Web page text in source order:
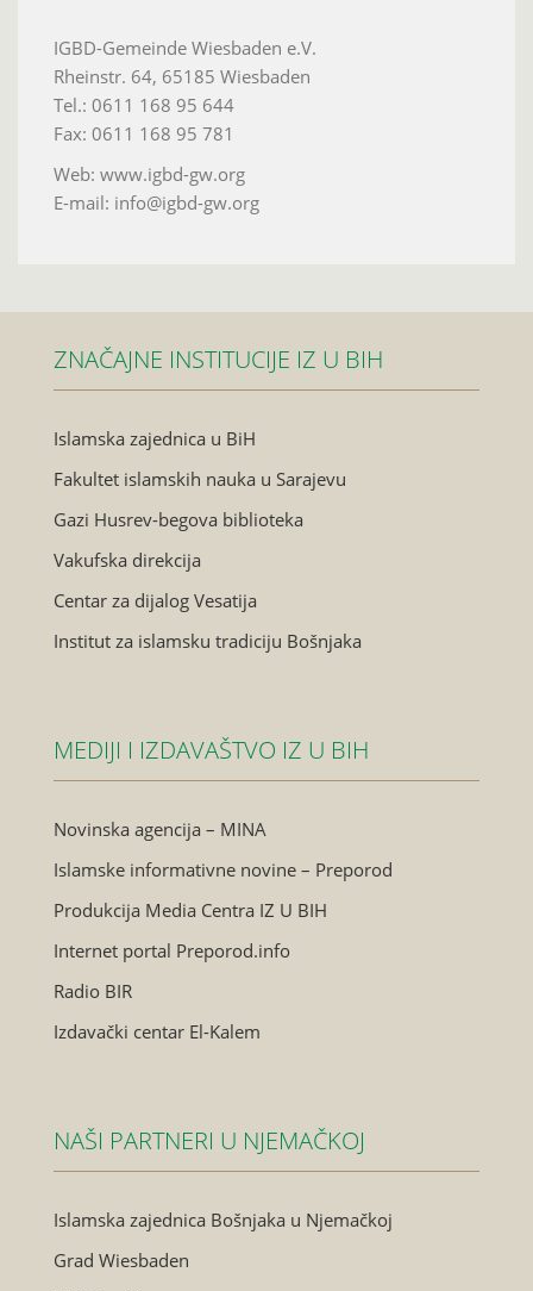
IGBD-Gemeinde Wiesbaden e.V.
Rheinstr. 64, 65185 Wiesbaden
Tel.: 0611 168 95 644
Fax: 0611 168 95 781
Web: www.igbd-gw.org
E-mail: info@igbd-gw.org
ZNAČAJNE INSTITUCIJE IZ U BIH
Islamska zajednica u BiH
Fakultet islamskih nauka u Sarajevu
Gazi Husrev-begova biblioteka
Vakufska direkcija
Centar za dijalog Vesatija
Institut za islamsku tradiciju Bošnjaka
MEDIJI I IZDAVAŠTVO IZ U BIH
Novinska agencija – MINA
Islamske informativne novine – Preporod
Produkcija Media Centra IZ U BIH
Internet portal Preporod.info
Radio BIR
Izdavački centar El-Kalem
NAŠI PARTNERI U NJEMAČKOJ
Islamska zajednica Bošnjaka u Njemačkoj
Grad Wiesbaden